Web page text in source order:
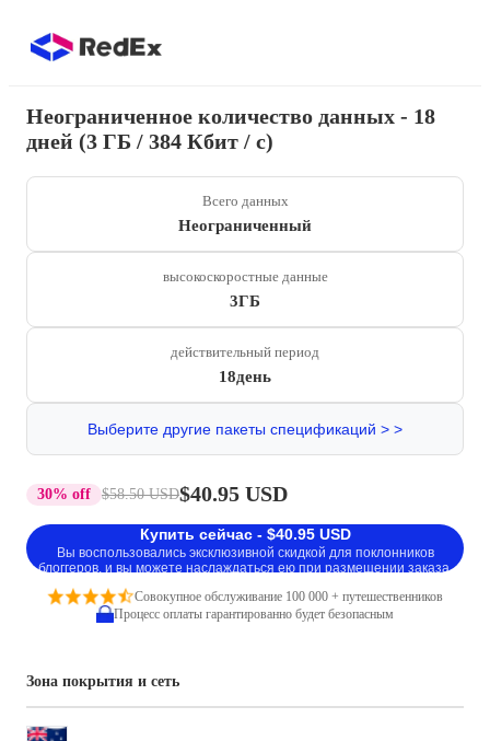
Неограниченное количество данных - 18
дней (3 ГБ / 384 Кбит / с)
Всего данных
Неограниченный
высокоскоростные данные
3ГБ
действительный период
18день
Выберите другие пакеты спецификаций > >
30% off $58.50 USD$40.95 USD
Купить сейчас - $40.95 USD
Вы воспользовались эксклюзивной скидкой для поклонников
блоггеров, и вы можете наслаждаться ею при размещении заказа.
Совокупное обслуживание 100 000 + путешественников
Процесс оплаты гарантированно будет безопасным
Зона покрытия и сеть